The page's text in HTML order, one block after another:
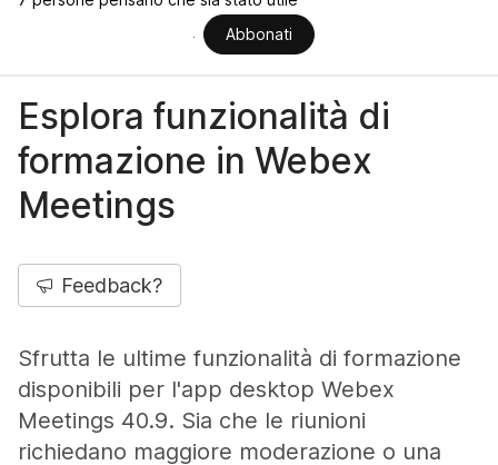
Abbonati
Esplora funzionalità di
formazione in Webex
Meetings
Feedback?
Sfrutta le ultime funzionalità di formazione
disponibili per l'app desktop Webex
Meetings 40.9. Sia che le riunioni
richiedano maggiore moderazione o una